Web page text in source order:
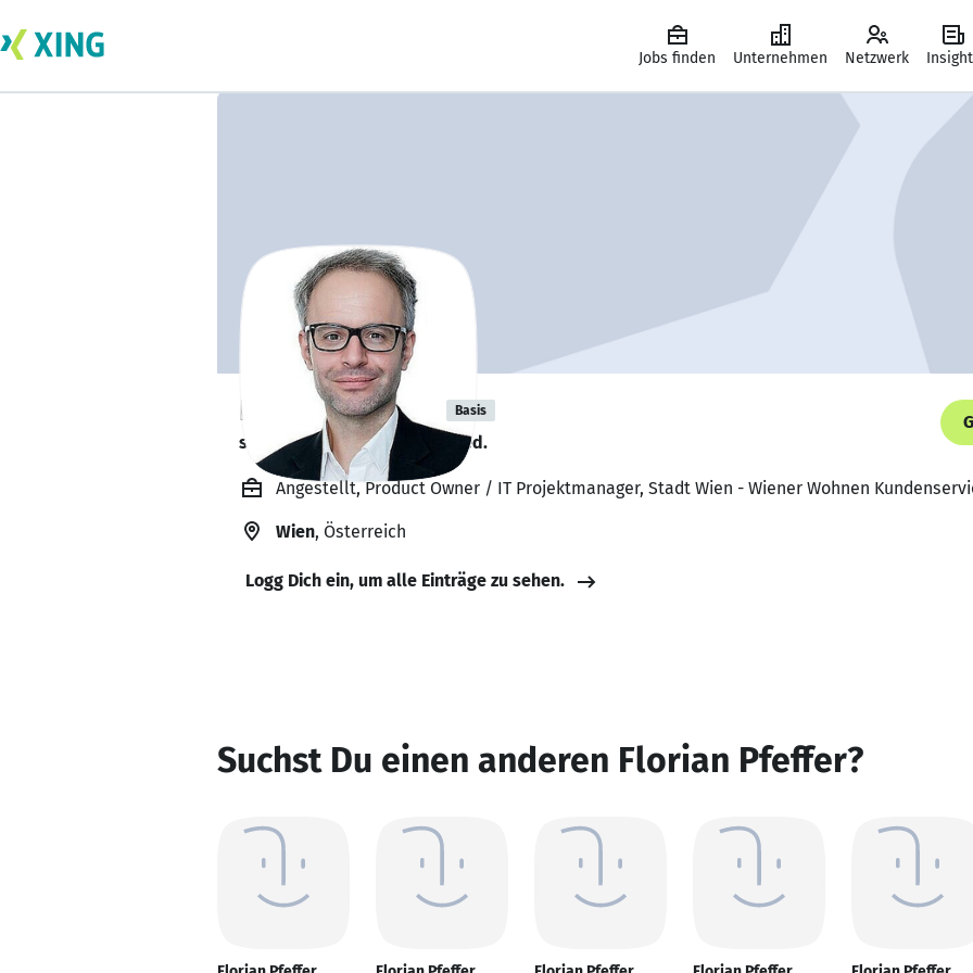
Jobs finden Unternehmen Netzwerk
Florian Pfeffer Basis
sucht ein neues Team-Mitglied.
Angestellt, Product Owner / IT Projektmanager, Stadt Wien - Wiener Wohnen
Wien, Österreich
Logg Dich ein, um alle Einträge zu sehen.
Suchst Du einen anderen Florian Pfeffer?